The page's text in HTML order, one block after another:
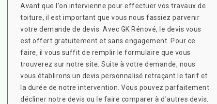
Avant que l'on intervienne pour effectuer vos travaux de
toiture, il est important que vous nous fassiez parvenir
votre demande de devis. Avec GK Rénové, le devis vous
est offert gratuitement et sans engagement. Pour ce
faire, il vous suffit de remplir le formulaire que vous
trouverez sur notre site. Suite à votre demande, nous
vous établirons un devis personnalisé retraçant le tarif et
la durée de notre intervention. Vous pouvez parfaitement
décliner notre devis ou le faire comparer à d'autres devis.